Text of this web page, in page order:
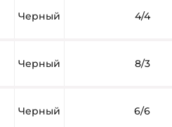
Черный 4/4
Черный 8/3
Черный 6/6